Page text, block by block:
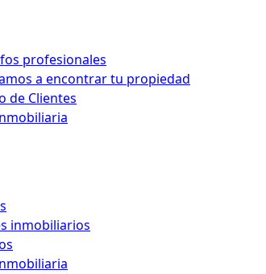
profesionales
a encontrar tu propiedad
de Clientes
inmobiliarios